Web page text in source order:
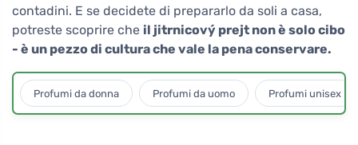
contadini. E se decidete di prepararlo da soli a casa,
potreste scoprire che il jitrnicový prejt non è solo cibo
- è un pezzo di cultura che vale la pena conservare.
Profumi da donna Profumi da uomo Profumi unisex